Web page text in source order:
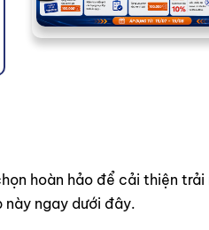
hoàn hảo để cải thiện trải
ngay dưới đây.